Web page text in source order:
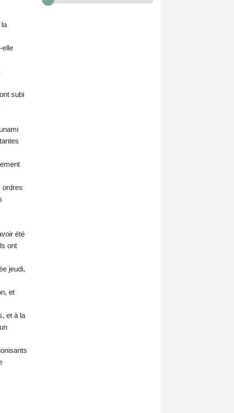
elle
subi
ordres
été
ont
jeudi,
et
et à la